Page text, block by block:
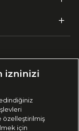
izninizi
özelleştirilmiş
için